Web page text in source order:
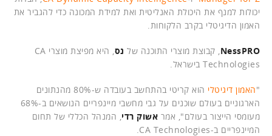
יכולות למנף את היכולת האנליטית ואת למידת המכונה כדי להגביר את
האמון הדיגיטלי בקרב הלקוחות.
NessPRO , קבוצת מוצרי התוכנה של נס
, היא מפיצת מוצרי CA
Technologies בישראל.
"האמון דיגיטלי
הוא קריטי בהתחשב בעובדה ש-80% מהנתונים
הארגוניים בעולם שוכנים על גבי מחשבי מיינפריים הנושאים ב-68%
מעומסי הייצור בעולם", אמר אשוק רדי , המנהל הכללי של תחום
המיינפריים ב-CA Technologies.